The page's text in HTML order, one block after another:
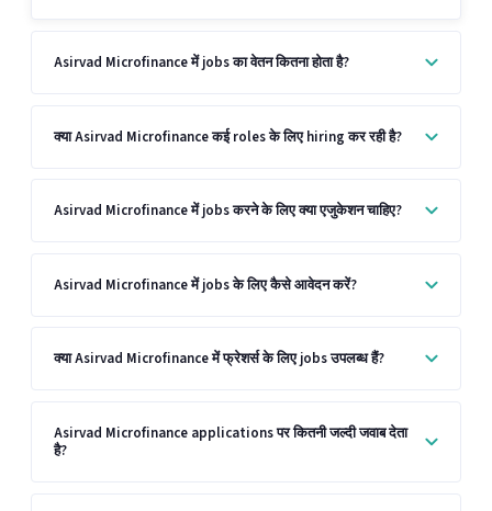
Asirvad Microfinance में jobs का वेतन कितना होता है?
क्या Asirvad Microfinance कई roles के लिए hiring कर रही है?
Asirvad Microfinance में jobs करने के लिए क्या एजुकेशन चाहिए?
Asirvad Microfinance में jobs के लिए कैसे आवेदन करें?
क्या Asirvad Microfinance में फ्रेशर्स के लिए jobs उपलब्ध हैं?
Asirvad Microfinance applications पर कितनी जल्दी जवाब देता
है?